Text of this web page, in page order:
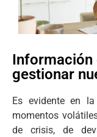
Información
gestionar
Es evidente en
momentos
de crisis, de